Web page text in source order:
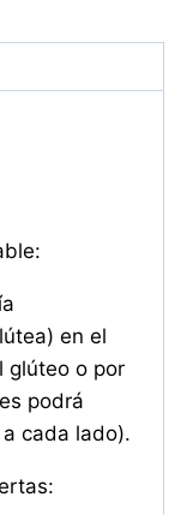
en el
glúteo o por
podrá
cada lado).